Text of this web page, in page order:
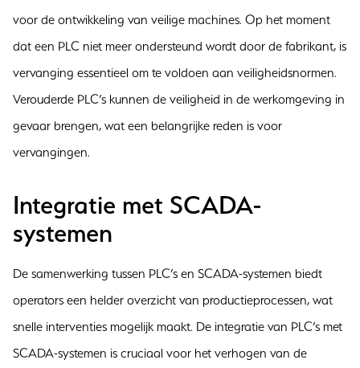
voor de ontwikkeling van veilige machines. Op het moment
dat een PLC niet meer ondersteund wordt door de fabrikant, is
vervanging essentieel om te voldoen aan veiligheidsnormen.
Verouderde PLC’s kunnen de veiligheid in de werkomgeving in
gevaar brengen, wat een belangrijke reden is voor
vervangingen.
Integratie met SCADA-
systemen
De samenwerking tussen PLC’s en SCADA-systemen biedt
operators een helder overzicht van productieprocessen, wat
snelle interventies mogelijk maakt. De integratie van PLC’s met
SCADA-systemen is cruciaal voor het verhogen van de